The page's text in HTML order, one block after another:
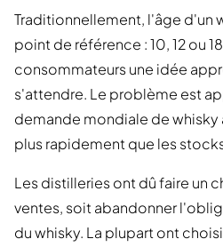
Traditionnellement, l'âge d'un
point de référence : 10, 12 ou
consommateurs une idée
s'attendre. Le problème est
demande mondiale de
plus rapidement que les
Les distilleries ont dû faire un
ventes, soit abandonner
du whisky. La plupart ont